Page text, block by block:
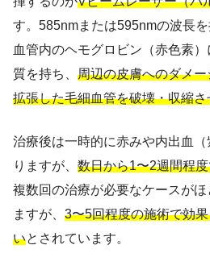
す。585nmまたは595nmの波長を
血管内のヘモグロビン（赤色素
質を持ち、 周辺の皮膚へのダメ
拡張した毛細血管を破壊・収縮さ
治療後は一時的に赤みや内出血
りますが、 数日から1〜2週間程
複数回の治療が必要なケースが
ますが、 3〜5回程度の施術で効
いとされています。